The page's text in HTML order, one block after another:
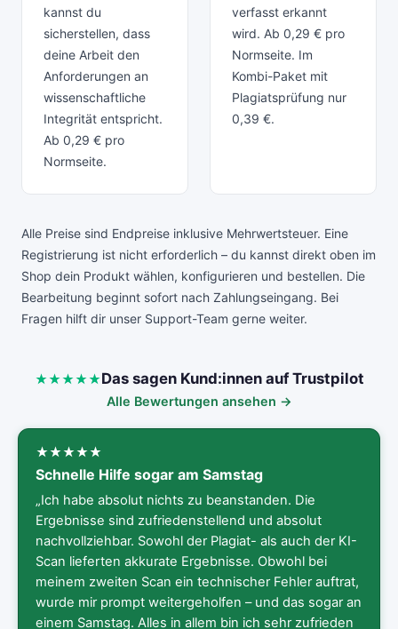
kannst du
sicherstellen, dass
deine Arbeit den
Anforderungen an
wissenschaftliche
Integrität entspricht.
Ab 0,29 € pro
Normseite.
verfasst erkannt
wird. Ab 0,29 € pro
Normseite. Im
Kombi-Paket mit
Plagiatsprüfung nur
0,39 €.
Alle Preise sind Endpreise inklusive Mehrwertsteuer. Eine
Registrierung ist nicht erforderlich – du kannst direkt oben im
Shop dein Produkt wählen, konfigurieren und bestellen. Die
Bearbeitung beginnt sofort nach Zahlungseingang. Bei
Fragen hilft dir unser Support-Team gerne weiter.
Das sagen Kund:innen auf Trustpilot
Alle Bewertungen ansehen →
Schnelle Hilfe sogar am Samstag
„Ich habe absolut nichts zu beanstanden. Die
Ergebnisse sind zufriedenstellend und absolut
nachvollziehbar. Sowohl der Plagiat- als auch der KI-
Scan lieferten akkurate Ergebnisse. Obwohl bei
meinem zweiten Scan ein technischer Fehler auftrat,
wurde mir prompt weitergeholfen – und das sogar an
einem Samstag. Alles in allem bin ich sehr zufrieden